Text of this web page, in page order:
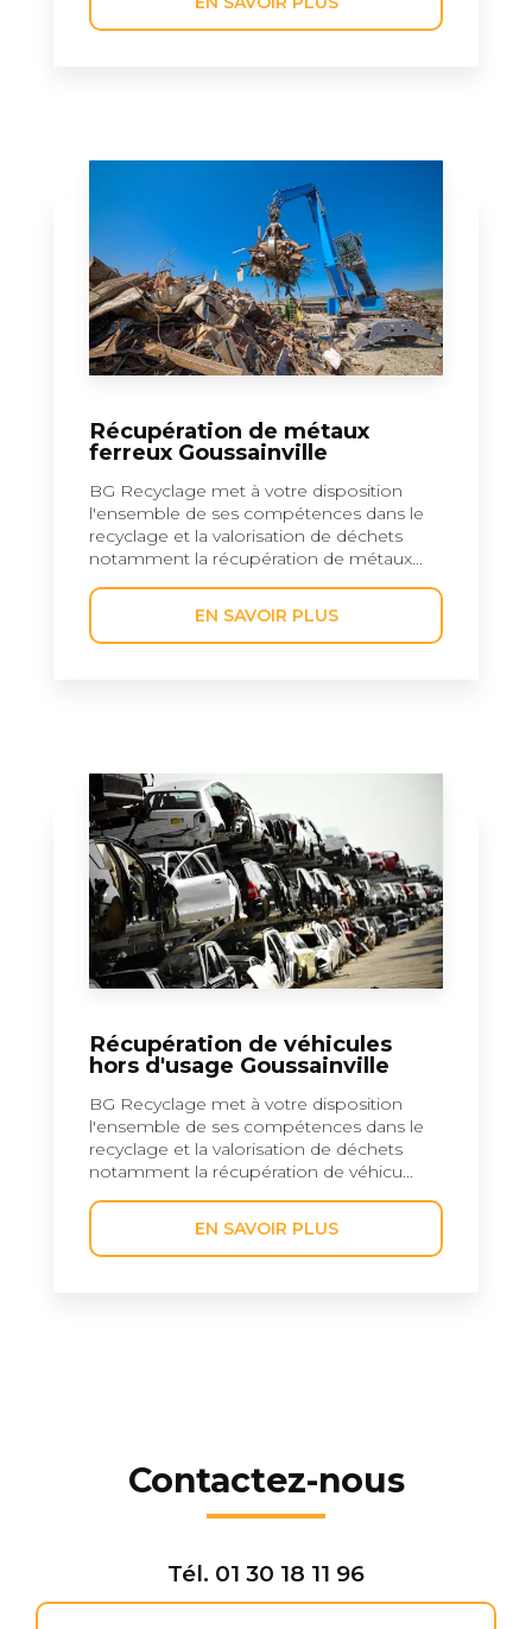
Récupération de métaux
ferreux Goussainville
BG Recyclage met à votre disposition
l'ensemble de ses compétences dans le
recyclage et la valorisation de déchets
notamment la récupération de métaux...
EN SAVOIR PLUS
Récupération de véhicules
hors d'usage Goussainville
BG Recyclage met à votre disposition
l'ensemble de ses compétences dans le
recyclage et la valorisation de déchets
notamment la récupération de véhicu...
EN SAVOIR PLUS
Contactez-nous
Tél. 01 30 18 11 96